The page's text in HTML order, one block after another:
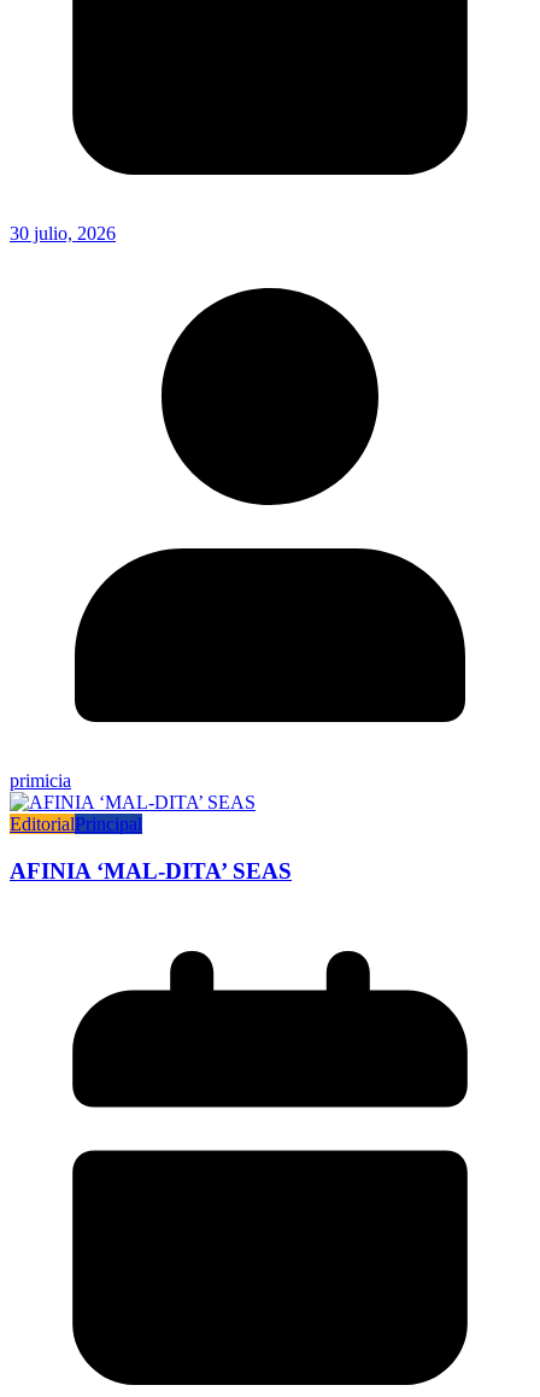
30 julio, 2026
primicia
EditorialPrincipal
AFINIA ‘MAL-DITA’ SEAS